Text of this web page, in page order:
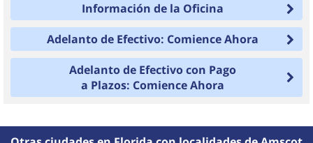
Información de la Oficina
Adelanto de Efectivo: Comience Ahora
Adelanto de Efectivo con Pago
a Plazos: Comience Ahora